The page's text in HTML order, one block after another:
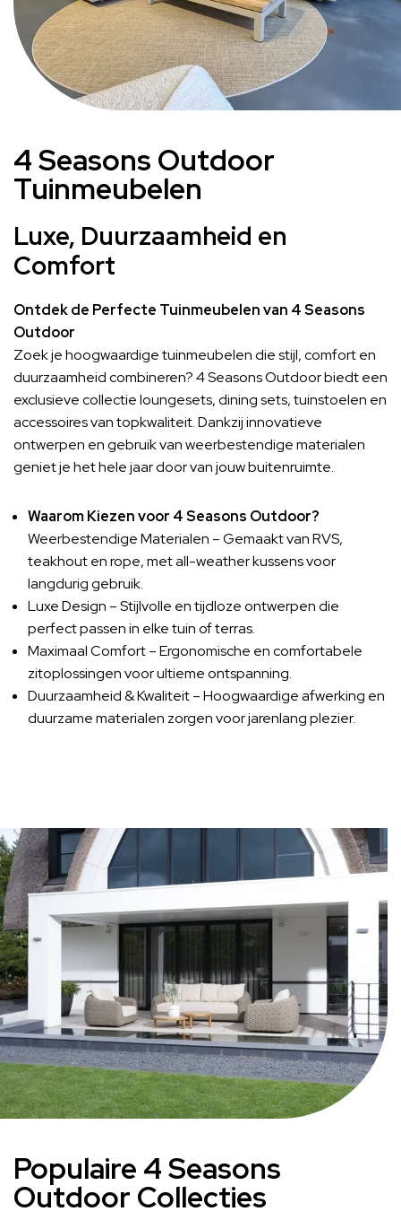
4 Seasons Outdoor
Tuinmeubelen
Luxe, Duurzaamheid en
Comfort
Ontdek de Perfecte Tuinmeubelen van 4 Seasons
Outdoor
Zoek je hoogwaardige tuinmeubelen die stijl, comfort en
duurzaamheid combineren? 4 Seasons Outdoor biedt een
exclusieve collectie loungesets, dining sets, tuinstoelen en
accessoires van topkwaliteit. Dankzij innovatieve
ontwerpen en gebruik van weerbestendige materialen
geniet je het hele jaar door van jouw buitenruimte.
Waarom Kiezen voor 4 Seasons Outdoor?
Weerbestendige Materialen – Gemaakt van RVS,
teakhout en rope, met all-weather kussens voor
langdurig gebruik.
Luxe Design – Stijlvolle en tijdloze ontwerpen die
perfect passen in elke tuin of terras.
Maximaal Comfort – Ergonomische en comfortabele
zitoplossingen voor ultieme ontspanning.
Duurzaamheid & Kwaliteit – Hoogwaardige afwerking en
duurzame materialen zorgen voor jarenlang plezier.
Populaire 4 Seasons
Outdoor Collecties